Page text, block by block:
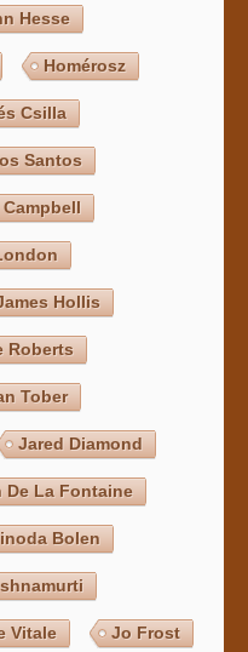
Hesse
Homérosz
Csilla
Santos
Hollis
Roberts
Tober
Jared Diamond
De La Fontaine
Bolen
Vitale Jo Frost